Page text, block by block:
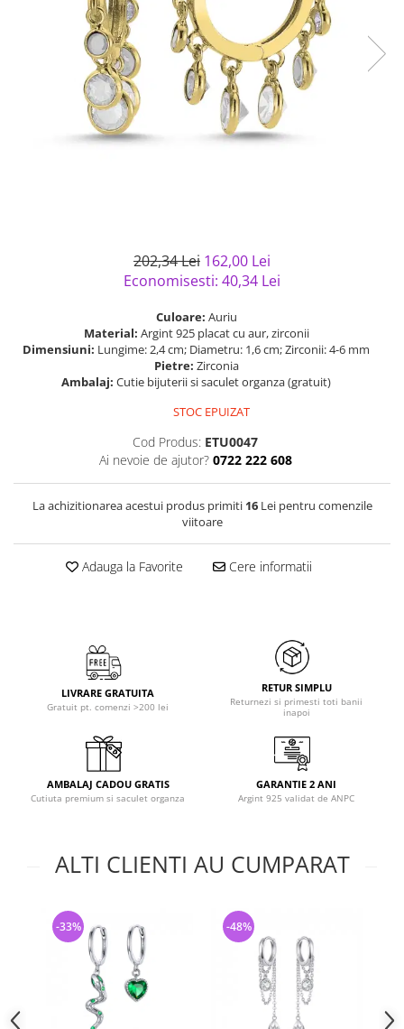
semipretioase
Bijuterii argint placat cu aur
Bijuterii argint cu diverse
Bijuterii argint cu murano
Bijuterii de Lux
Bijuterii gotice si rock
Bijuterii Handmade
Bijuterii fantezie
Casete si cutii de bijuterii
202,34 Lei 162,00 Lei
Economisesti: 40,34 Lei
Culoare: Auriu
Material: Argint 925 placat cu aur, zirconii
Dimensiuni: Lungime: 2,4 cm; Diametru: 1,6 cm; Zirconii: 4-6 mm
Pietre: Zirconia
Ambalaj: Cutie bijuterii si saculet organza (gratuit)
STOC EPUIZAT
Cod Produs: ETU0047
Ai nevoie de ajutor? 0722 222 608
La achizitionarea acestui produs primiti 16Lei pentru comenzile
viitoare
Adauga la Favorite Cere informatii
LIVRARE GRATUITA
Gratuit pt. comenzi >200 lei
RETUR SIMPLU
Returnezi si primesti toti banii
inapoi
AMBALAJ CADOU GRATIS
Cutiuta premium si saculet organza
GARANTIE 2 ANI
Argint 925 validat de ANPC
ALTI CLIENTI AU CUMPARAT
-33% -48%